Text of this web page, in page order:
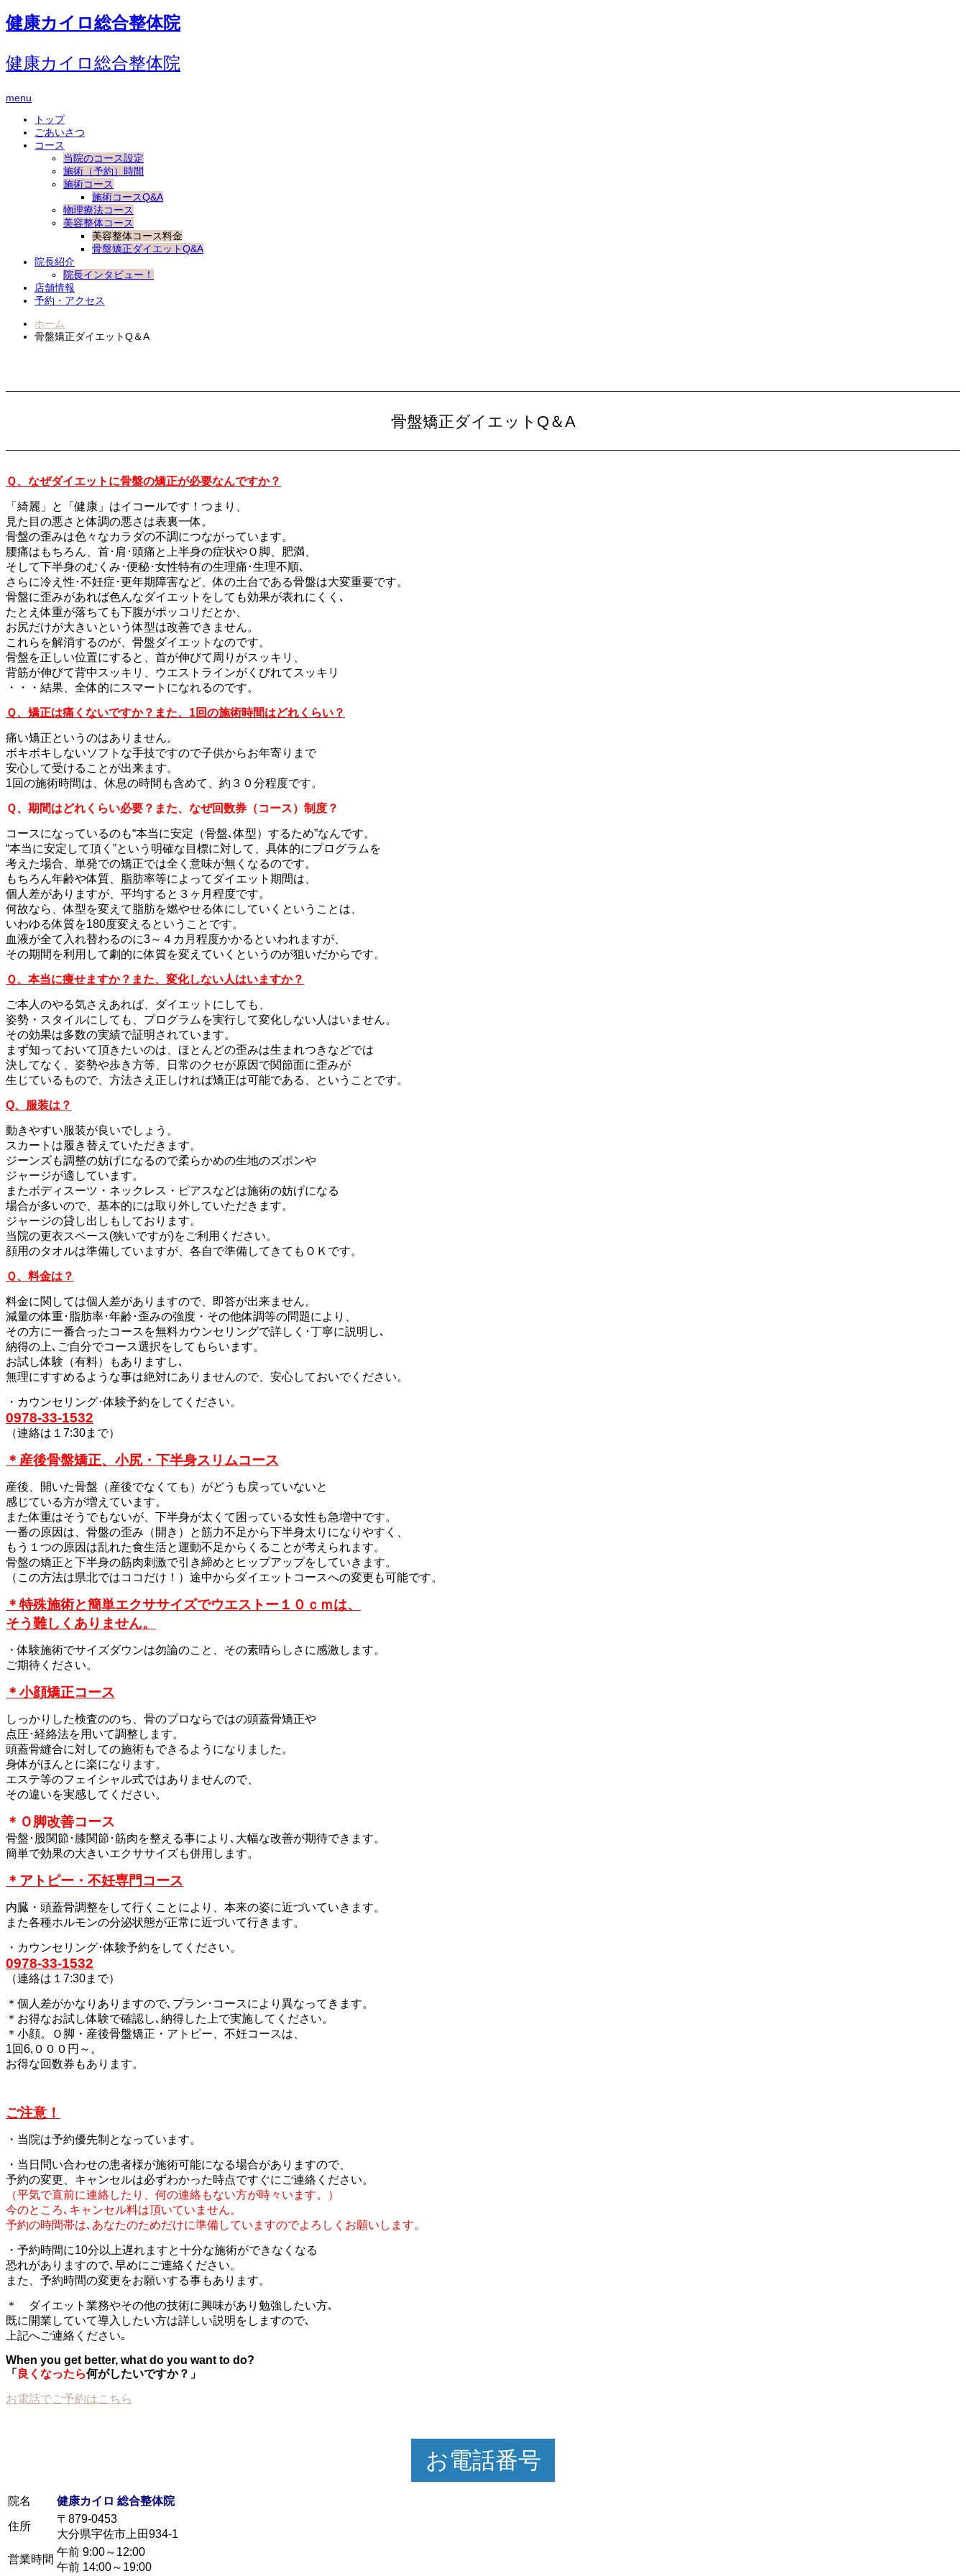
健康カイロ総合整体院
健康カイロ総合整体院
menu
トップ
ごあいさつ
コース
当院のコース設定
施術（予約）時間
施術コース
施術コースQ&A
物理療法コース
美容整体コース
美容整体コース料金
骨盤矯正ダイエットQ&A
院長紹介
院長インタビュー！
店舗情報
予約・アクセス
ホーム
骨盤矯正ダイエットQ＆A
骨盤矯正ダイエットQ＆A
Ｑ、なぜダイエットに骨盤の矯正が必要なんですか？
「綺麗」と「健康」はイコールです！つまり、
見た目の悪さと体調の悪さは表裏一体。
骨盤の歪みは色々なカラダの不調につながっています。
腰痛はもちろん、首･肩･頭痛と上半身の症状やＯ脚、肥満、
そして下半身のむくみ･便秘･女性特有の生理痛･生理不順､
さらに冷え性･不妊症･更年期障害など、体の土台である骨盤は大変重要です。
骨盤に歪みがあれば色んなダイエットをしても効果が表れにくく､
たとえ体重が落ちても下腹がポッコリだとか、
お尻だけが大きいという体型は改善できません。
これらを解消するのが、骨盤ダイエットなのです。
骨盤を正しい位置にすると、首が伸びて周りがスッキリ、
背筋が伸びて背中スッキリ、ウエストラインがくびれてスッキリ
・・・結果、全体的にスマートになれるのです。
Ｑ、矯正は痛くないですか？また、1回の施術時間はどれくらい？
痛い矯正というのはありません。
ボキボキしないソフトな手技ですので子供からお年寄りまで
安心して受けることが出来ます。
1回の施術時間は、休息の時間も含めて、約３０分程度です。
Ｑ、期間はどれくらい必要？また、なぜ回数券（コース）制度？
コースになっているのも“本当に安定（骨盤､体型）するため”なんです。
“本当に安定して頂く”という明確な目標に対して、 具体的にプログラムを
考えた場合、単発での矯正では全く意味が無くなるのです。
もちろん年齢や体質、脂肪率等によってダイエット期間は、
個人差がありますが、平均すると３ヶ月程度です。
何故なら、体型を変えて脂肪を燃やせる体にしていくということは、
いわゆる体質を180度変えるということです。
血液が全て入れ替わるのに3～４カ月程度かかるといわれますが、
その期間を利用して劇的に体質を変えていくというのが狙いだからです。
Ｑ、本当に痩せますか？また、変化しない人はいますか？
ご本人のやる気さえあれば、ダイエットにしても、
姿勢・スタイルにしても、プログラムを実行して変化しない人はいません。
その効果は多数の実績で証明されています。
まず知っておいて頂きたいのは、ほとんどの歪みは生まれつきなどでは
決してなく、姿勢や歩き方等、日常のクセが原因で関節面に歪みが
生じているもので、方法さえ正しければ矯正は可能である、ということです。
Q、服装は？
動きやすい服装が良いでしょう。
スカートは履き替えていただきます。
ジーンズも調整の妨げになるので柔らかめの生地のズボンや
ジャージが適しています。
またボディスーツ・ネックレス・ピアスなどは施術の妨げになる
場合が多いので、基本的には取り外していただきます。
ジャージの貸し出しもしております。
当院の更衣スペース(狭いですが)をご利用ください。
顔用のタオルは準備していますが、各自で準備してきてもＯＫです。
Ｑ、料金は？
料金に関しては個人差がありますので、即答が出来ません。
減量の体重･脂肪率･年齢･歪みの強度・ その他体調等の問題により、
その方に一番合ったコースを無料カウンセリングで詳しく･丁寧に説明し､
納得の上､ご自分でコース選択をしてもらいます。
お試し体験（有料）もありますし､
無理にすすめるような事は絶対にありませんので、安心しておいでください。
・カウンセリング･体験予約をしてください。
0978-33-1532
（連絡は１7:30まで）
＊産後骨盤矯正、小尻・下半身スリムコース
産後、開いた骨盤（産後でなくても）がどうも戻っていないと
感じている方が増えています。
また体重はそうでもないが、下半身が太くて困っている女性も急増中です。
一番の原因は、骨盤の歪み（開き）と筋力不足から下半身太りになりやすく、
もう１つの原因は乱れた食生活と運動不足からくることが考えられます。
骨盤の矯正と下半身の筋肉刺激で引き締めとヒップアップをしていきます。
（この方法は県北ではココだけ！）途中からダイエットコースへの変更も可能です。
＊特殊施術と簡単エクササイズでウエストー１０ｃｍは、
そう難しくありません。
・体験施術でサイズダウンは勿論のこと、その素晴らしさに感激します。
ご期待ください。
＊小顔矯正コース
しっかりした検査ののち、骨のプロならではの頭蓋骨矯正や
点圧･経絡法を用いて調整します。
頭蓋骨縫合に対しての施術もできるようになりました。
身体がほんとに楽になります。
エステ等のフェイシャル式ではありませんので、
その違いを実感してください。
＊Ｏ脚改善コース
骨盤･股関節･膝関節･筋肉を整える事により､大幅な改善が期待できます。
簡単で効果の大きいエクササイズも併用します。
＊アトピー・不妊専門コース
内臓・頭蓋骨調整をして行くことにより、本来の姿に近づいていきます。
また各種ホルモンの分泌状態が正常に近づいて行きます。
・カウンセリング･体験予約をしてください。
0978-33-1532
（連絡は１7:30まで）
＊個人差がかなりありますので､プラン･コースにより異なってきます。
＊お得なお試し体験で確認し､納得した上で実施してください。
＊小顔。Ｏ脚・産後骨盤矯正・アトピー、不妊コースは、
1回6,０００円～。
お得な回数券もあります。
ご注意！
・当院は予約優先制となっています。
・当日問い合わせの患者様が施術可能になる場合がありますので、
予約の変更、キャンセルは必ずわかった時点ですぐにご連絡ください。
（平気で直前に連絡したり、何の連絡もない方が時々います。）
今のところ､キャンセル料は頂いていません。
予約の時間帯は､あなたのためだけに準備していますのでよろしくお願いします。
・予約時間に10分以上遅れますと十分な施術ができなくなる
恐れがありますので､早めにご連絡ください。
また、予約時間の変更をお願いする事もあります。
＊ ダイエット業務やその他の技術に興味があり勉強したい方､
既に開業していて導入したい方は詳しい説明をしますので､
上記へご連絡ください｡
When you get better, what do you want to do?
「 良くなったら何がしたいですか？」
お電話でご予約はこちら
お電話番号
院名 健康カイロ 総合整体院
住所
〒879-0453
大分県宇佐市上田934-1
営業時間
午前 9:00～12:00
午前 14:00～19:00